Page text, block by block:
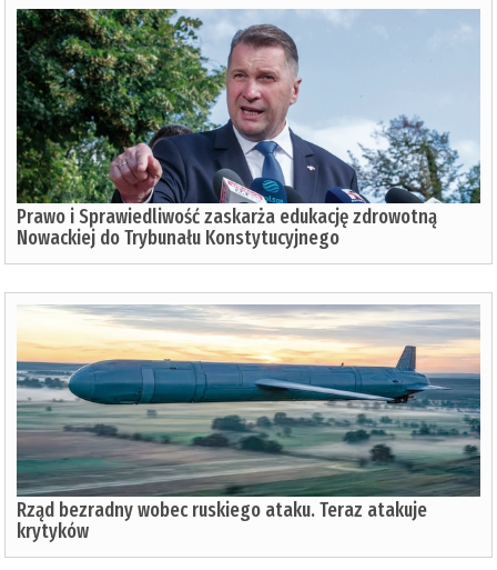
Prawo i Sprawiedliwość zaskarża edukację zdrowotną
Nowackiej do Trybunału Konstytucyjnego
Rząd bezradny wobec ruskiego ataku. Teraz atakuje
krytyków